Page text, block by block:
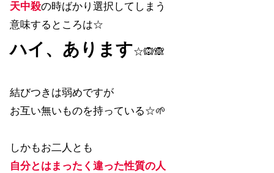
天中殺の時ばかり選択してしまう
意味するところは☆
ハイ、あります☆🙉🙈
結びつきは弱めですが
お互い無いものを持っている☆🌱
しかもお二人とも
自分とはまったく違った性質の人